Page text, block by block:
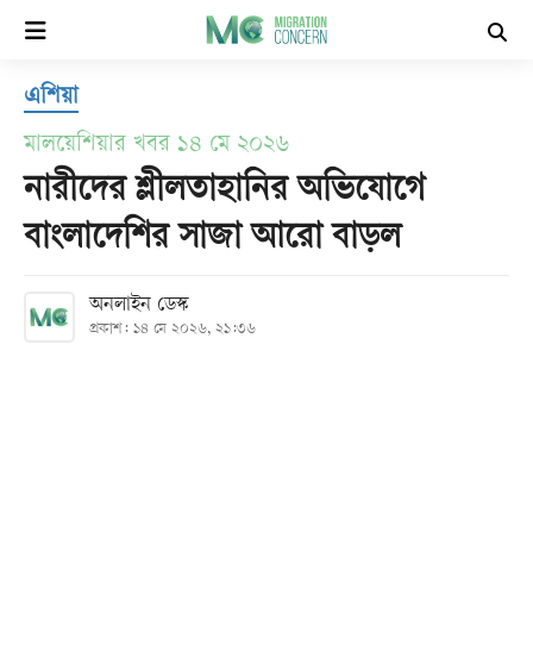
হোম
সর্বশেষ
সব
এশিয়া
মালয়েশিয়ার খবর ১৪ মে ২০২৬
নারীদের শ্লীলতাহানির অভিযোগে
বাংলাদেশির সাজা আরো বাড়ল
অনলাইন ডেস্ক
প্রকাশ: ১৪ মে ২০২৬, ২১:৩৬